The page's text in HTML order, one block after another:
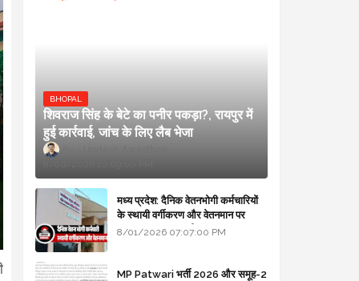
BHOPAL
शिवराज सिंह के बेटे का पनीर पकड़ा?, रायपुर में
हुई कार्रवाई, जांच के लिए लैब भेजा
मध्य प्रदेश: दैनिक वेतनभोगी कर्मचारियों
के स्थायी वर्गीकरण और वेतनमान पर
सरकार का बड़ा स्पष्टीकरण
8/01/2026 07:07:00 PM
MP Patwari भर्ती 2026 और समूह-2